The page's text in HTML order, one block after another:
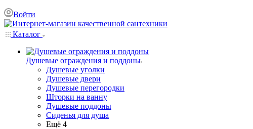
Войти
Каталог
Душевые ограждения и поддоны
Душевые уголки
Душевые двери
Душевые перегородки
Шторки на ванну
Душевые поддоны
Сиденья для душа
Ещё 4